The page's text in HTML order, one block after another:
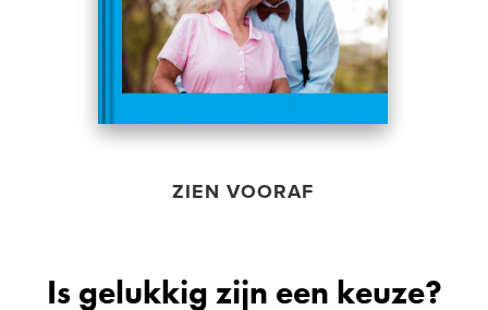
ZIEN VOORAF
Is gelukkig zijn een keuze?